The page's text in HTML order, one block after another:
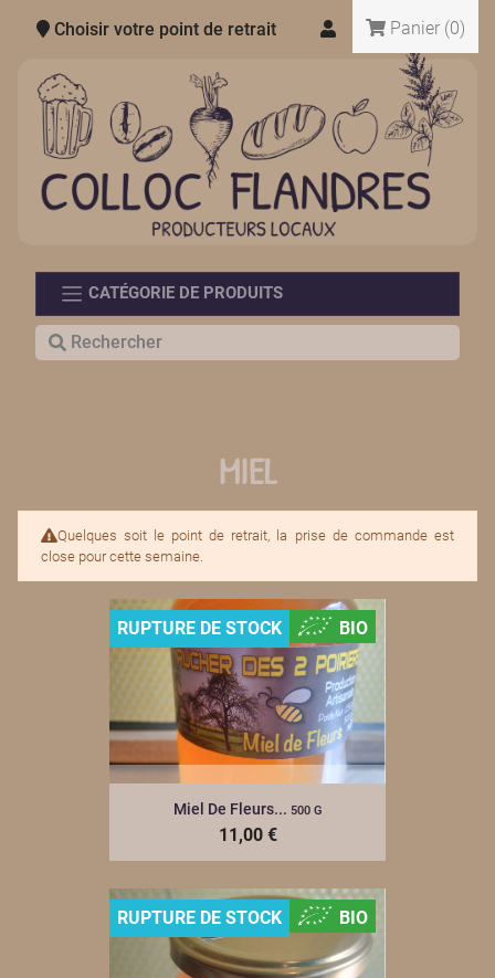
Choisir votre point de retrait Panier (0)
CATÉGORIE DE PRODUITS
MIEL
Quelques soit le point de retrait, la prise de commande est
close pour cette semaine.
Miel De Fleurs... 500 G
11,00 €
RUPTURE DE STOCK BIO
RUPTURE DE STOCK BIO